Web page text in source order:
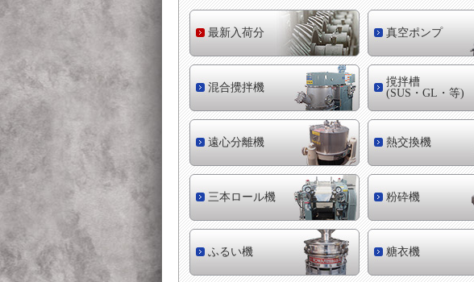
最新入荷分 真空ポンプ
混合攪拌機
撹拌槽
(SUS・GL・等)
遠心分離機 熱交換機
三本ロール機 粉砕機
ふるい機 糖衣機